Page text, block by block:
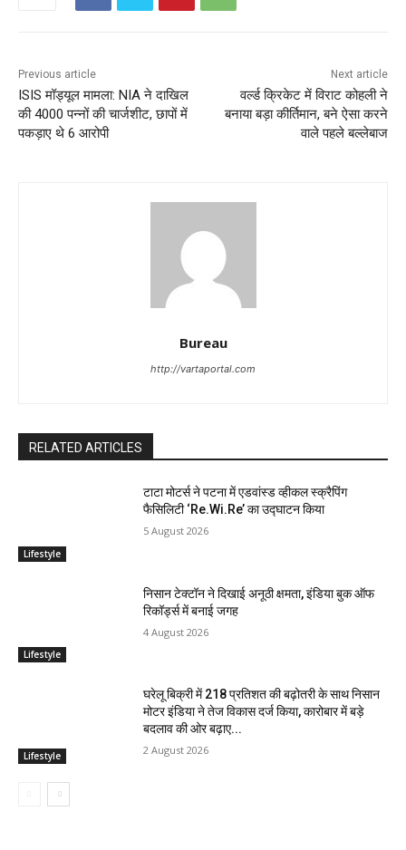
Previous article
ISIS मॉड्यूल मामला: NIA ने दाखिल
की 4000 पन्‍नों की चार्जशीट, छापों में
पकड़ाए थे 6 आरोपी
Next article
वर्ल्ड क्रिकेट में विराट कोहली ने
बनाया बड़ा कीर्तिमान, बने ऐसा करने
वाले पहले बल्लेबाज
Bureau
http://vartaportal.com
RELATED ARTICLES
Lifestyle
टाटा मोटर्स ने पटना में एडवांस्ड व्हीकल स्क्रैपिंग
फैसिलिटी ‘Re.Wi.Re’ का उद्घाटन किया
5 August 2026
Lifestyle
निसान टेक्टॉन ने दिखाई अनूठी क्षमता, इंडिया बुक ऑफ
रिकॉर्ड्स में बनाई जगह
4 August 2026
Lifestyle
घरेलू बिक्री में 218 प्रतिशत की बढ़ोतरी के साथ निसान
मोटर इंडिया ने तेज विकास दर्ज किया, कारोबार में बड़े
बदलाव की ओर बढ़ाए...
2 August 2026